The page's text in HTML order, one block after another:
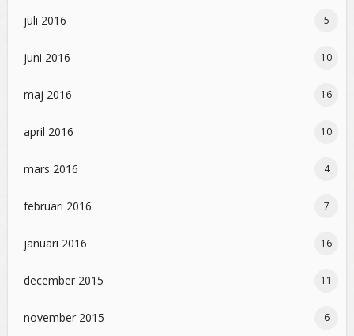
juli 2016 5
juni 2016 10
maj 2016 16
april 2016 10
mars 2016 4
februari 2016 7
januari 2016 16
december 2015 11
november 2015 6